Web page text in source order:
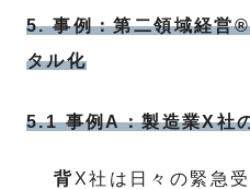
5. 事例：第二領域経営
タル化
5.1 事例A：製造業X社
背X社は日々の緊急